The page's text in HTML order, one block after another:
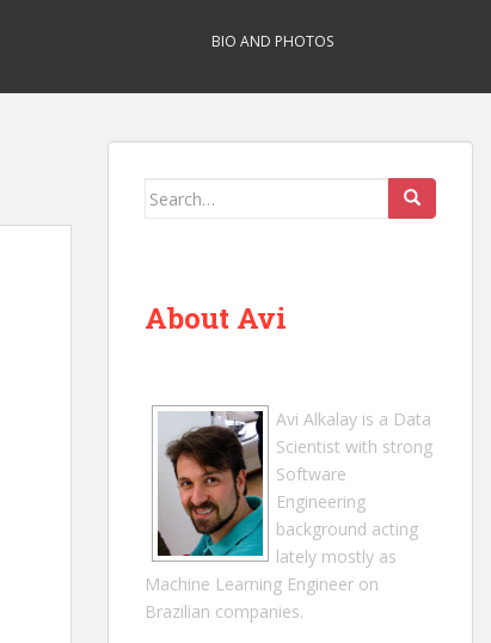
BIO AND PHOTOS
Search
About Avi
Avi Alkalayis a Data
Scientist with strong
Software
Engineering
background acting
lately mostly as
Machine Learning Engineer on
Brazilian companies.